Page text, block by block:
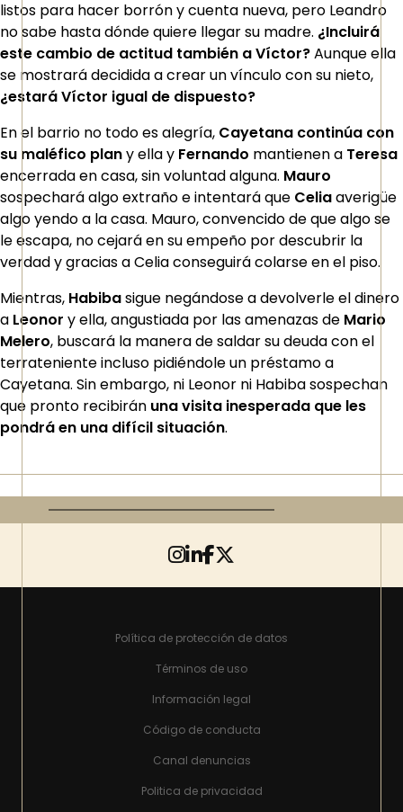
listos para hacer borrón y cuenta nueva, pero Leandro
no sabe hasta dónde quiere llegar su madre. ¿Incluirá
este cambio de actitud también a Víctor?Aunque ella
se mostrará decidida a crear un vínculo con su nieto,
¿estará Víctor igual de dispuesto?
En el barrio no todo es alegría, Cayetana continúa con
su maléfico plany ella y Fernando mantienen a Teresa
encerrada en casa, sin voluntad alguna. Mauro
sospechará algo extraño e intentará que Celiaaverigüe
algo yendo a la casa. Mauro, convencido de que algo se
le escapa, no cejará en su empeño por descubrir la
verdad y gracias a Celia conseguirá colarse en el piso.
Mientras, Habibasigue negándose a devolverle el dinero
a Leonor y ella, angustiada por las amenazas de Mario
Melero, buscará la manera de saldar su deuda con el
terrateniente incluso pidiéndole un préstamo a
Cayetana. Sin embargo, ni Leonor ni Habiba sospechan
que pronto recibirán una visita inesperada que les
pondrá en una difícil situación.
Política de protección de datos
Términos de uso
Información legal
Código de conducta
Canal denuncias
Politica de privacidad